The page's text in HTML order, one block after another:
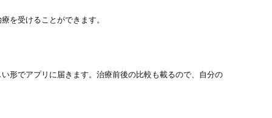
を受けることができます。
形でアプリに届きます。治療前後の比較も載るので、自分の